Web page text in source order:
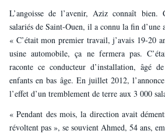
L’angoisse de l’avenir, Aziz connaît bien.
salariés de Saint-Ouen, il a connu la fin d’une
« C’était mon premier travail, j’avais 19-20
usine automobile, ça ne fermera pas.
raconte ce conducteur d’installation, âgé
enfants en bas âge. En juillet 2012,
l’effet d’un tremblement de terre aux 3 000
« Pendant des mois, la direction avait
révoltent pas », se souvient Ahmed, 54 ans,